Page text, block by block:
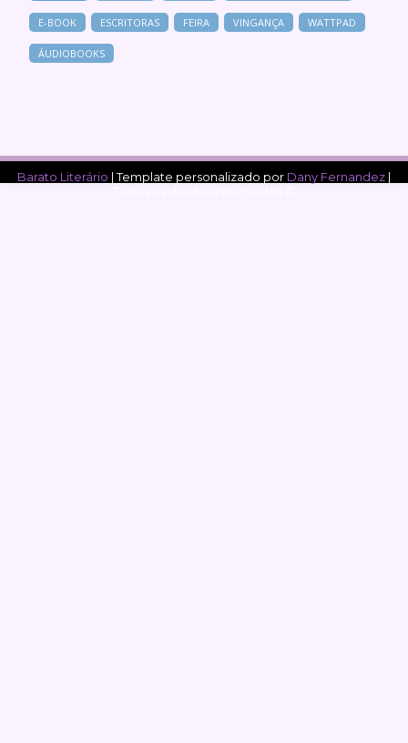
E-BOOK ESCRITORAS FEIRA VINGANÇA WATTPAD
ÁUDIOBOOKS
Barato Literário | Template personalizado por Dany Fernandez |